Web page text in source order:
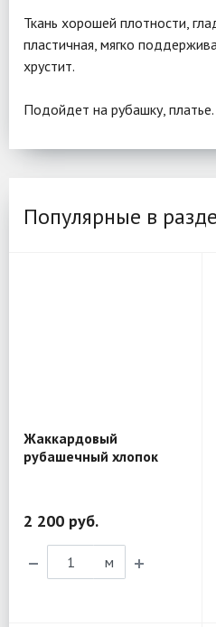
Ткань хорошей плотности,
пластичная, мягко
хрустит.
Подойдет на рубашку, платье.
Популярные в
Жаккардовый
рубашечный хлопок
2 200 руб.
м